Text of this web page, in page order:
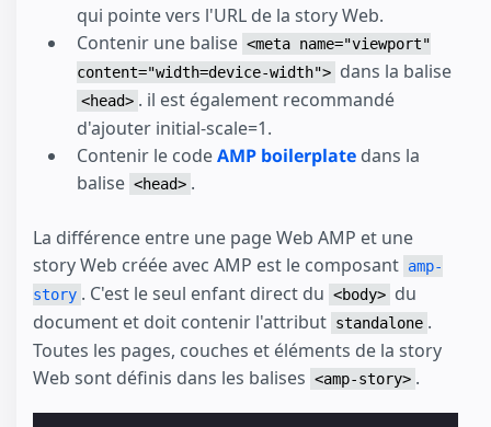
qui pointe vers l'URL de la story Web.
Contenir une balise <meta name="viewport"
content="width=device-width"> dans la balise
<head> . il est également recommandé
d'ajouter initial-scale=1.
Contenir le codeAMP boilerplate dans la
balise <head> .
La différence entre une page Web AMP et une
story Web créée avec AMP est le composant amp-
story . C'est le seul enfant direct du <body> du
document et doit contenir l'attribut standalone .
Toutes les pages, couches et éléments de la story
Web sont définis dans les balises <amp-story> .